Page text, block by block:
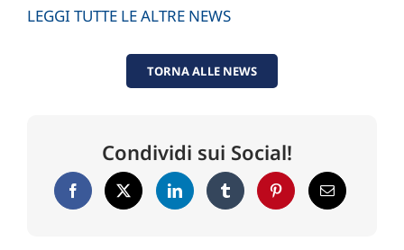
LEGGI TUTTE LE ALTRE NEWS
TORNA ALLE NEWS
Condividi sui Social!